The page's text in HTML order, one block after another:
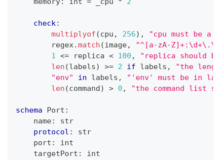
check:
multiplyof (cpu , 256) ,
"cpu must be a
        regex
.match (image,
"^[a-zA-
1 <= replica < 100 ,
"replica should
len (labels) >= 2 if labels ,
"the
"env"
in labels ,
"'env' must be in
len (command) > 0 , "the command list
schema Port :
    name
:
str
protocol :
str
    port
:
int
    targetPort
: int